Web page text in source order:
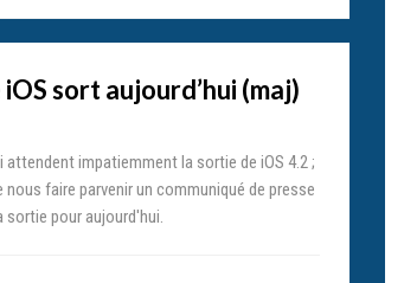
sort aujourd’hui (maj)
attendent impatiemment la sortie de iOS 4.2 ;
faire parvenir un communiqué de presse
sortie pour aujourd'hui.